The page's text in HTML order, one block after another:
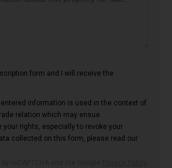
form and I will receive the
entered information is used in the context of
relation which may ensue.
your rights, especially to revoke your
collected on this form, please read our